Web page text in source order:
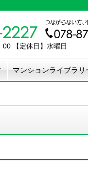
00 【定休日】水曜日
マンションライブラリ